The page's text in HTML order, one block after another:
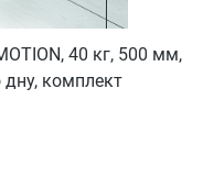
40 кг, 500 мм,
комплект